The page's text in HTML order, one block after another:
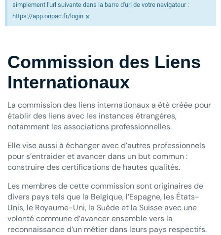
simplement l'url suivante dans la barre d'url de votre navigateur :
https://app.onpac.fr/login ×
Commission des Liens
Internationaux
La commission des liens internationaux a été créée pour
établir des liens avec les instances étrangères,
notamment les associations professionnelles.
Elle vise aussi à échanger avec d’autres professionnels
pour s’entraider et avancer dans un but commun :
construire des certifications de hautes qualités.
Les membres de cette commission sont originaires de
divers pays tels que la Belgique, l’Espagne, les États-
Unis, le Royaume-Uni, la Suède et la Suisse avec une
volonté commune d’avancer ensemble vers la
reconnaissance d’un métier dans leurs pays respectifs.